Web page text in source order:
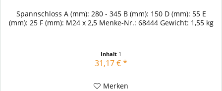
Spannschloss A (mm): 280 - 345 B (mm): 150 D (mm): 55 E
(mm): 25 F (mm): M24 x 2,5 Menke-Nr.: 68444 Gewicht: 1,55 kg
Inhalt 1
31,17 € *
Merken